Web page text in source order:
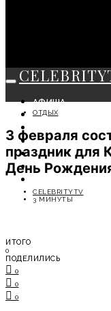
АФИША
СОБЫТИЯ
МОДА
ЛИЧНОСТЬ
ОТДЫХ
ОТДЫХ
3 февраля
праздник для
День
CELEBRITYTV
3 МИНУТЫ
ИТОГО
0
ПОДЕЛИЛИСЬ
0
0
0